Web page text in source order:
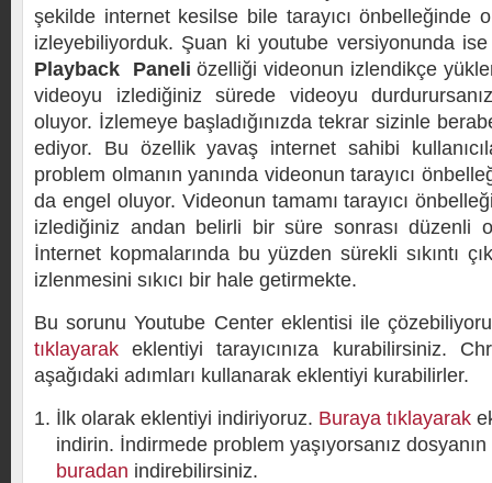
şekilde internet kesilse bile tarayıcı önbelleğinde
izleyebiliyorduk. Şuan ki youtube versiyonunda
Playback Paneli özelliği videonun izlendikçe
videoyu izlediğiniz sürede videoyu
oluyor. İzlemeye başladığınızda tekrar sizinle
ediyor. Bu özellik yavaş internet sahibi
problem olmanın yanında videonun tarayıcı
da engel oluyor. Videonun tamamı tarayıcı
izlediğiniz andan belirli bir süre sonrası düzenli
İnternet kopmalarında bu yüzden sürekli sıkıntı
izlenmesini sıkıcı bir hale getirmekte.
Bu sorunu Youtube Center eklentisi ile
tıklayarak eklentiyi tarayıcınıza kurabilirsiniz.
aşağıdaki adımları kullanarak eklentiyi kurabilirler.
İlk olarak eklentiyi indiriyoruz. Buraya tıklayarak
indirin. İndirmede problem yaşıyorsanız dosyanın
buradan indirebilirsiniz.